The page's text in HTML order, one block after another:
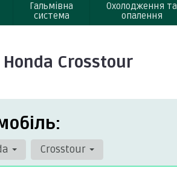
Гальмівна
система
Охолодження та
опалення
Crosstour
Crosstour